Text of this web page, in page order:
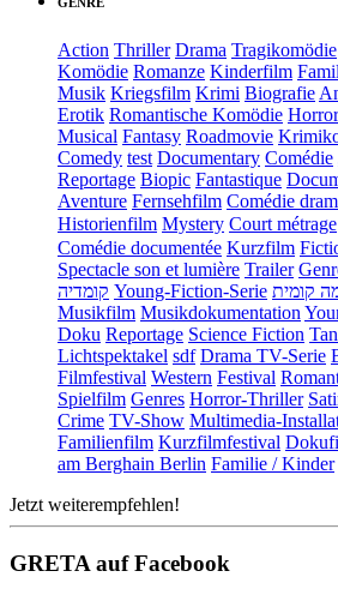
Action Thriller Drama Tragikomödie
Komödie Romanze Kinderfilm
Musik Kriegsfilm Krimi Biografie
Erotik Romantische Komödie Horror
Musical Fantasy Roadmovie
Comedy test Documentary Comédie
Reportage Biopic Fantastique
Aventure Fernsehfilm Comédie
Historienfilm Mystery Court métrage
Comédie documentée Kurzfilm
Spectacle son et lumière Trailer
קומדיה Young-Fiction-Serie קומית
Musikfilm Musikdokumentation
Doku Reportage Science Fiction
Lichtspektakel sdf Drama TV-Serie
Filmfestival Western Festival
Spielfilm Genres Horror-Thriller
Crime TV-Show Multimedia-
Familienfilm Kurzfilmfestival
am Berghain Berlin Familie / Kinder
Jetzt weiterempfehlen!
GRETA auf Facebook